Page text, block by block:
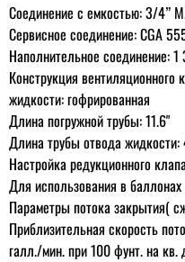
Соединение с емкостью: 3/4”
Сервисное соединение: CGA
Наполнительное соединение:
Конструкция вентиляционного
жидкости: гофрированная
Длина погружной трубы: 11.6"
Длина трубы отвода жидкости:
Настройка редукционного
Для использования в
Параметры потока закрытия(
Приблизительная скорость
галл./мин. при 100 фунт. на кв.